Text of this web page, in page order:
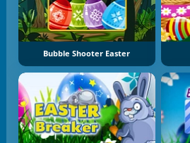
Bubble Shooter Easter